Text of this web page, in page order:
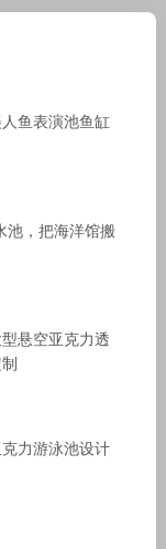
鱼表演池鱼缸
池，把海洋馆搬
悬空亚克力透
力游泳池设计